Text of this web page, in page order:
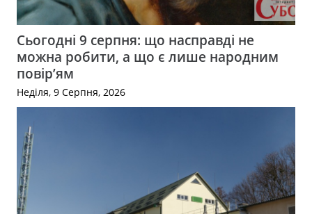
Сьогодні 9 серпня: що насправді не
можна робити, а що є лише народним
повір’ям
Неділя, 9 Серпня, 2026